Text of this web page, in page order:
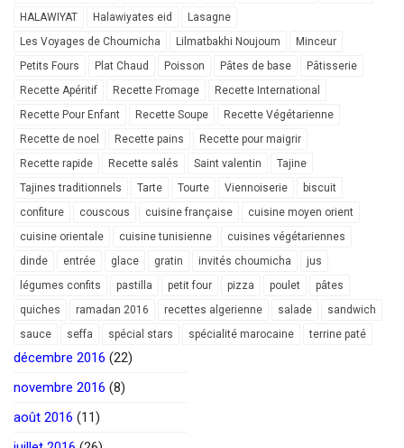
HALAWIYAT
Halawiyates eid
Lasagne
Les Voyages de Choumicha
Lilmatbakhi Noujoum
Minceur
Petits Fours
Plat Chaud Poisson Pâtes de base
Pâtisserie
Recette Apéritif
Recette Fromage
Recette International
Recette Pour Enfant
Recette Soupe
Recette Végétarienne
Recette de noel
Recette pains
Recette pour maigrir
Recette rapide
Recette salés Saint valentin
Tajine
Tajines traditionnels
Tarte Tourte Viennoiserie
biscuit
confiture
couscous cuisine française
cuisine moyen orient
cuisine orientale
cuisine tunisienne
cuisines végétariennes
dinde
entrée glace gratin invités choumicha
jus
légumes confits
pastilla petit four pizza poulet
pâtes
quiches
ramadan 2016 recettes algerienne salade
sandwich
sauce
seffa spécial stars spécialité marocaine terrine paté
décembre 2016 (22)
novembre 2016 (8)
août 2016 (11)